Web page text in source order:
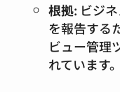
根拠: ビジ
を報告する
ビュー管理
れています。